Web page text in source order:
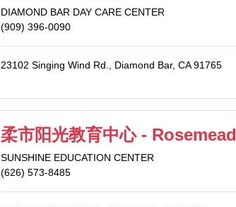
DIAMOND BAR DAY CARE CENTER
(909) 396-0090
23102 Singing Wind Rd., Diamond Bar, CA 91765
柔市阳光教育中心 - Rosemead
SUNSHINE EDUCATION CENTER
(626) 573-8485